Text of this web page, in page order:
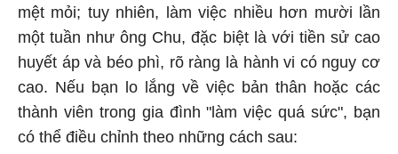
mệt mỏi; tuy nhiên, làm việc nhiều hơn mười lần
một tuần như ông Chu, đặc biệt là với tiền sử cao
huyết áp và béo phì, rõ ràng là hành vi có nguy cơ
cao. Nếu bạn lo lắng về việc bản thân hoặc các
thành viên trong gia đình "làm việc quá sức", bạn
có thể điều chỉnh theo những cách sau: